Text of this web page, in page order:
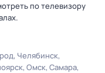
по телевизору
Челябинск
Омск Самара